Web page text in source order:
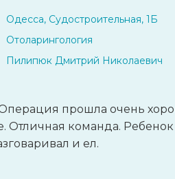
Одесса, Судостроительная, 1Б
Отоларингология
Пилипюк Дмитрий Николаевич
прошла очень
Отличная команда.
и ел.